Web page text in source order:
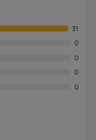
31
0
0
0
0